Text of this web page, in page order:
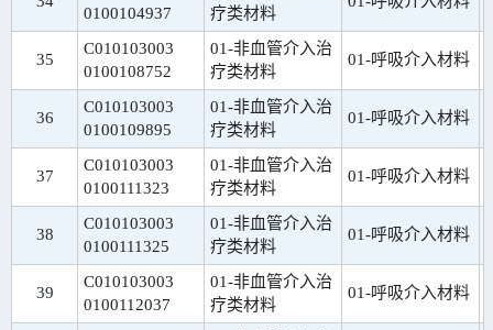
0100104937
疗类材料
35
C010103003
0100108752
01-非血管介入治
疗类材料
01-呼吸介入材料
36
C010103003
0100109895
01-非血管介入治
疗类材料
01-呼吸介入材料
37
C010103003
0100111323
01-非血管介入治
疗类材料
01-呼吸介入材料
38
C010103003
0100111325
01-非血管介入治
疗类材料
01-呼吸介入材料
39
C010103003
0100112037
01-非血管介入治
疗类材料
01-呼吸介入材料